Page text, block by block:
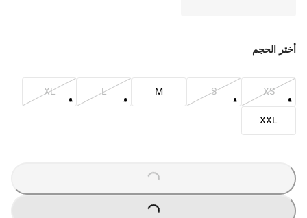
أختر الحجم
XS
S
M
L
XL
XXL
L
...
LO
A
D
IN
G
...